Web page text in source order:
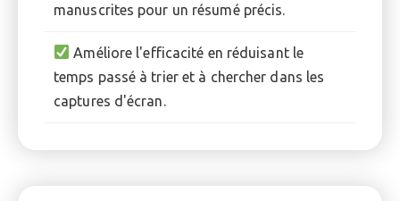
manuscrites pour un résumé précis.
Améliore l'efficacité en réduisant le
temps passé à trier et à chercher dans les
captures d'écran.